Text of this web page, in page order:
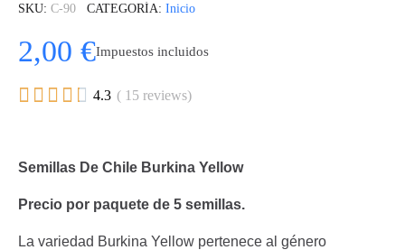
SKU C-90 CATEGORÍA Inicio
2,00 €Impuestos incluidos
     4.3 ( 15 reviews)
Semillas De Chile Burkina Yellow
Precio por paquete de 5 semillas.
La variedad Burkina Yellow pertenece al género